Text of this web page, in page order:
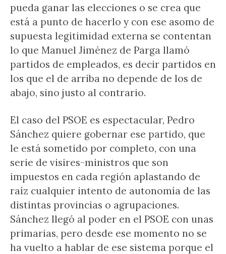
pueda ganar las elecciones o se crea que
está a punto de hacerlo y con ese asomo de
supuesta legitimidad externa se contentan
lo que Manuel Jiménez de Parga llamó
partidos de empleados, es decir partidos en
los que el de arriba no depende de los de
abajo, sino justo al contrario.
El caso del PSOE es espectacular, Pedro
Sánchez quiere gobernar ese partido, que
le está sometido por completo, con una
serie de visires-ministros que son
impuestos en cada región aplastando de
raíz cualquier intento de autonomía de las
distintas provincias o agrupaciones.
Sánchez llegó al poder en el PSOE con unas
primarias, pero desde ese momento no se
ha vuelto a hablar de ese sistema porque el